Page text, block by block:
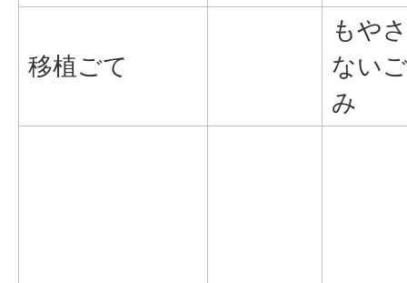
移植ごて
もやさ
ないご
み